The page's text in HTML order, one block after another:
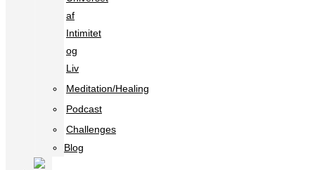
af
Intimitet
og
Liv
Meditation/Healing
Podcast
Challenges
Blog